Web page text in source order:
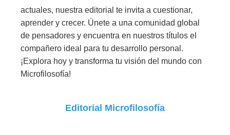
actuales, nuestra editorial te invita a cuestionar,
aprender y crecer. Únete a una comunidad global
de pensadores y encuentra en nuestros títulos el
compañero ideal para tu desarrollo personal.
¡Explora hoy y transforma tu visión del mundo con
Microfilosofía!
Editorial Microfilosofía